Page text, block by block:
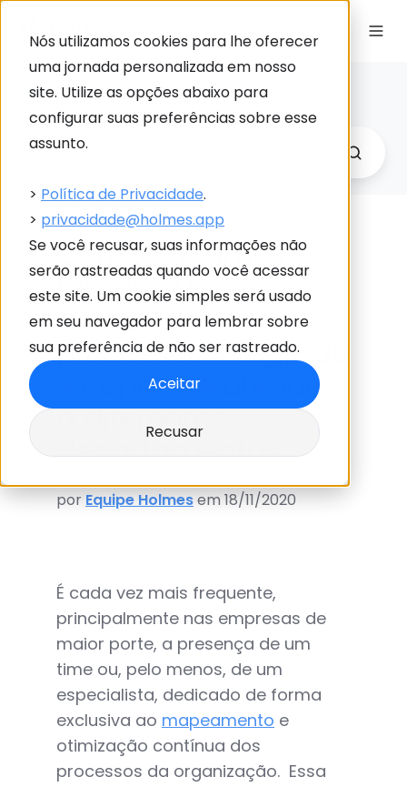
Nós utilizamos cookies para lhe oferecer
uma jornada personalizada em nosso
site. Utilize as opções abaixo para
configurar suas preferências sobre esse
assunto.
> Política de Privacidade.
> privacidade@holmes.app
Se você recusar, suas informações não
serão rastreadas quando você acessar
este site. Um cookie simples será usado
em seu navegador para lembrar sobre
sua preferência de não ser rastreado.
Aceitar
Recusar
Link
para
Holme
Holmes Blog
Como o Holmes
fomenta uma
gestão de
processos integrada
e capaz de atender
a diferentes
departamentos
porEquipe Holmesem 18/11/2020
É cada vez mais frequente,
principalmente nas empresas de
maior porte, a presença de um
time ou, pelo menos, de um
especialista, dedicado de forma
exclusiva ao mapeamento e
otimização contínua dos
processos da organização. Essa